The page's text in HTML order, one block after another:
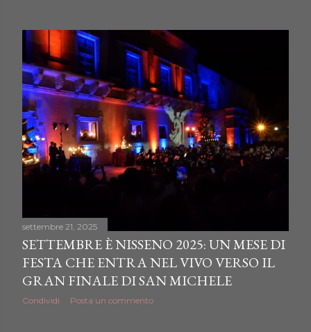
settembre 21, 2025
SETTEMBRE È NISSENO 2025: UN MESE DI
FESTA CHE ENTRA NEL VIVO VERSO IL
GRAN FINALE DI SAN MICHELE
Condividi Posta un commento